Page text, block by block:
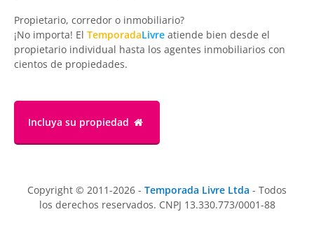
Propietario, corredor o inmobiliario?
¡No importa! El TemporadaLivre atiende bien desde el
propietario individual hasta los agentes inmobiliarios con
cientos de propiedades.
Incluya su propiedad
Copyright © 2011-2026 - Temporada Livre Ltda - Todos
los derechos reservados. CNPJ 13.330.773/0001-88